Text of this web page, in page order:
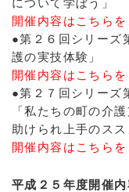
について学ぼう」
開催内容はこちら
●第２６回シリー
護の実技体験」
開催内容はこちら
●第２７回シリー
「私たちの町の介
助けられ上手のスス
開催内容はこちら
平成２５年度開催内